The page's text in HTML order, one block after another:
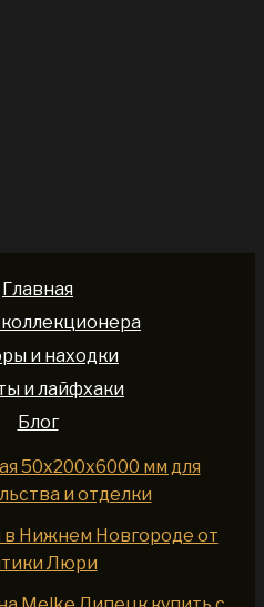
Главная
и находки
и лайфхаки
Блог
50x200x6000 мм для
и отделки
в Нижнем Новгороде от
Люри